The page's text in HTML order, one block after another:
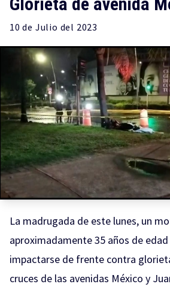
10 de Julio del 2023
La madrugada de este lunes, un
aproximadamente 35 años de
impactarse de frente contra
cruces de las avenidas México y